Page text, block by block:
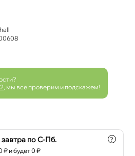
, мы все проверим и подскажем!
по С-Пб.
₽ и будет 0 ₽
?